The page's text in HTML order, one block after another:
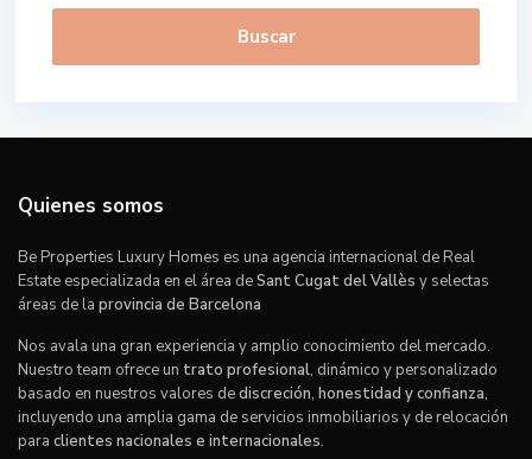
Buscar
Quienes somos
Be Properties Luxury Homes es una agencia internacional de Real
Estate especializada en el área deSant Cugat del Vallès y selectas
áreas de la provincia de Barcelona
Nos avala una gran experiencia y amplio conocimiento del mercado.
Nuestro team ofrece un trato profesional, dinámico y personalizado
basado en nuestros valores dediscreción, honestidad y confianza,
incluyendo una amplia gama de servicios inmobiliarios y de relocación
para clientes nacionales e internacionales.